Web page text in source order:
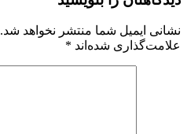
نشانی ایمیل شما منتشر نخواهد شد.
علامت‌گذاری شده‌اند *